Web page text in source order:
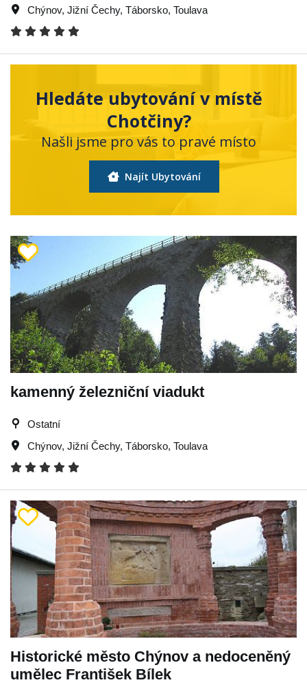
Chýnov, Jižní Čechy, Táborsko, Toulava
Hledáte ubytování v místě
Chotčiny?
Našli jsme pro vás to pravé místo
Najít Ubytování
kamenný železniční viadukt
Ostatní
Chýnov, Jižní Čechy, Táborsko, Toulava
Historické město Chýnov a nedoceněný
umělec František Bílek